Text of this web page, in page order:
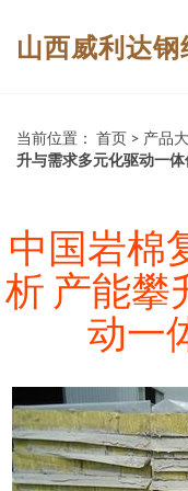
山西威利达
当前位置： 首页 > 产品
升与需求多元化驱动一
中国岩棉
析 产能攀
动一